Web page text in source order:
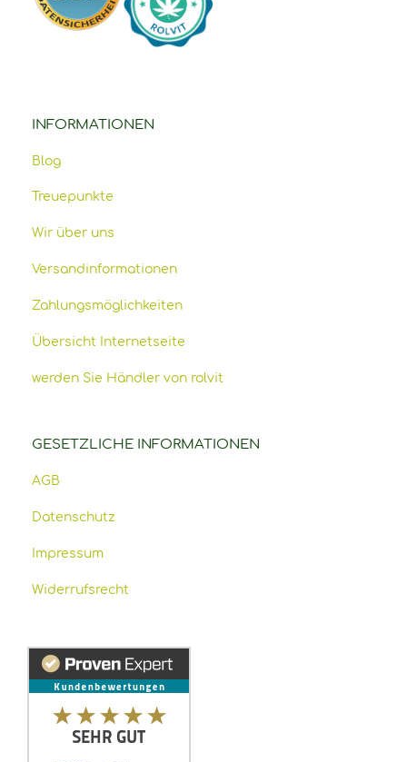
INFORMATIONEN
Blog
Treuepunkte
Wir über uns
Versandinformationen
Zahlungsmöglichkeiten
Übersicht Internetseite
werden Sie Händler von rolvit
GESETZLICHE INFORMATIONEN
AGB
Datenschutz
Impressum
Widerrufsrecht